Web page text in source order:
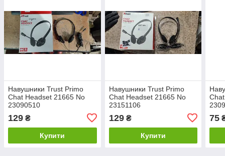
Навушники Trust Primo
Chat Headset 21665 No
23090510
129 ₴
Купити
Навушники Trust Primo
Chat Headset 21665 No
23151106
129₴
Купити
75